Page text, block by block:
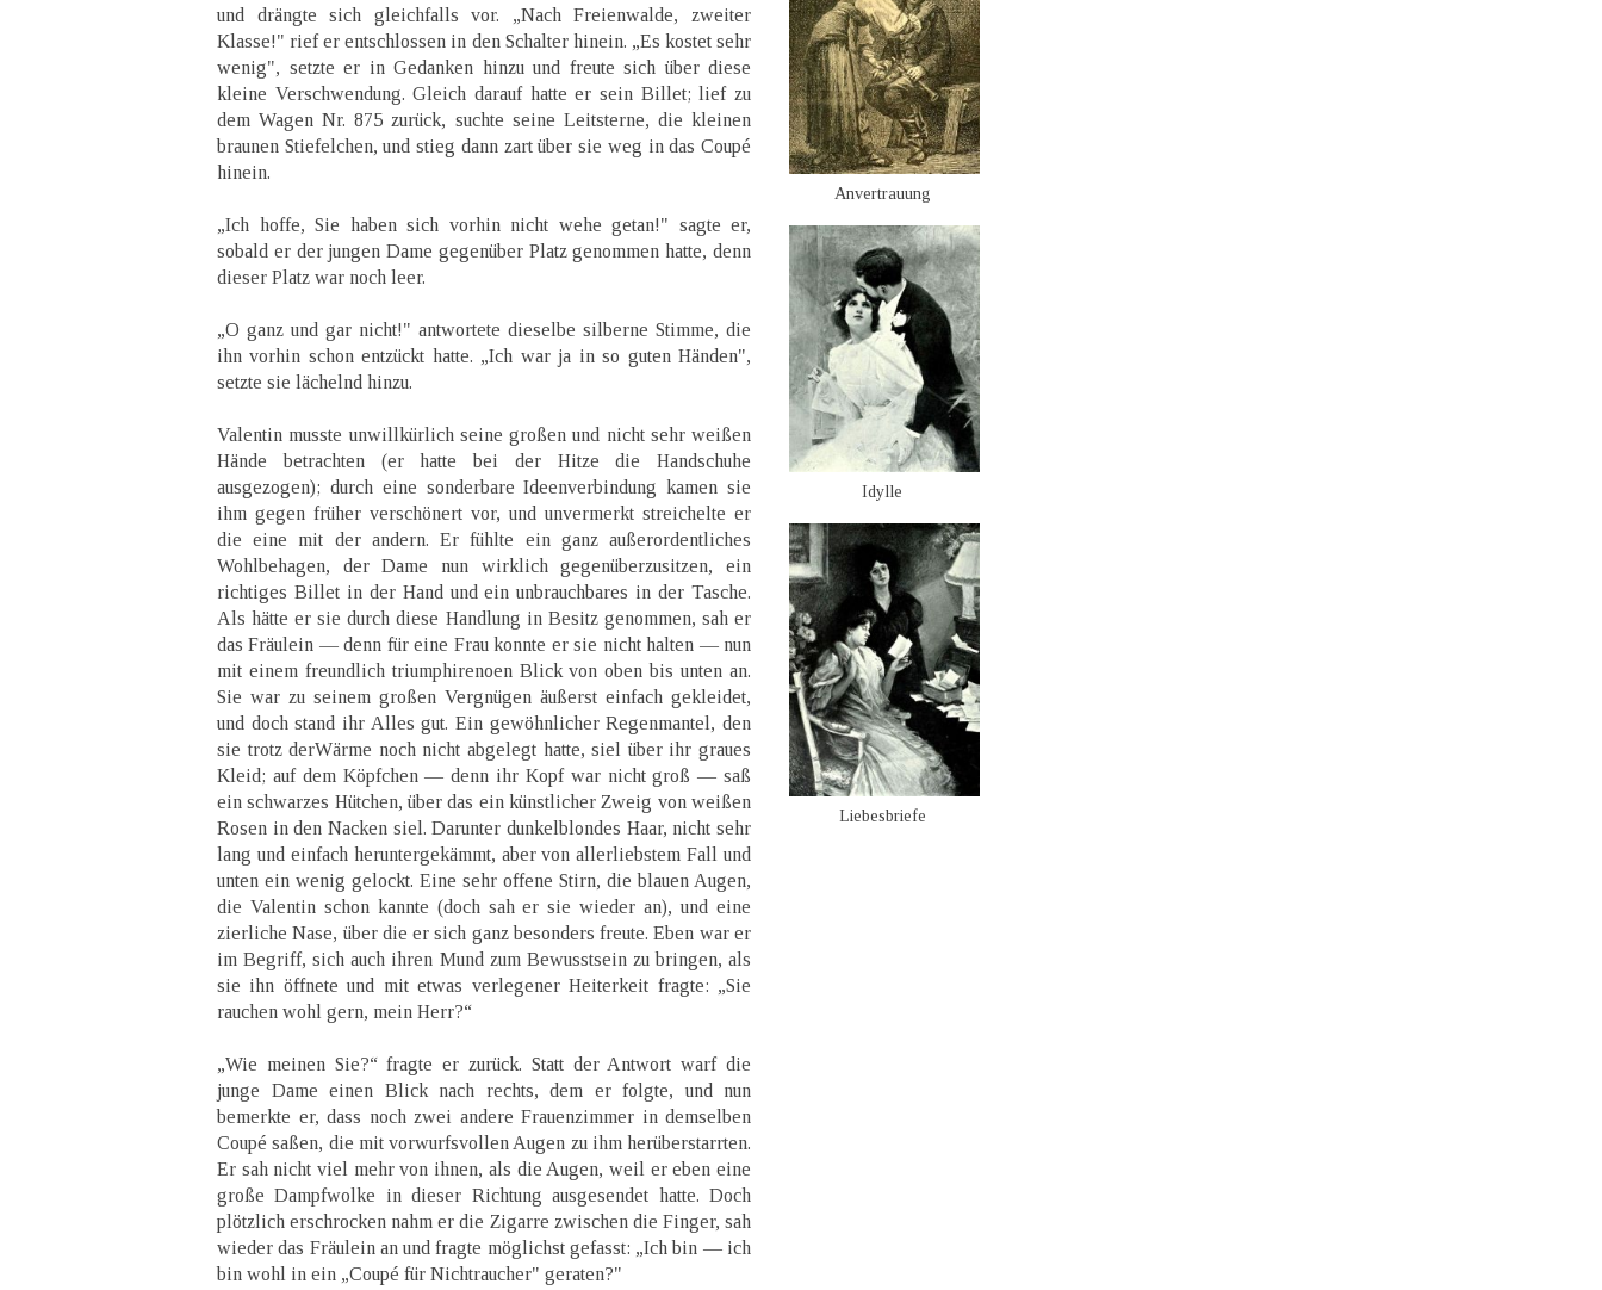
und drängte sich gleichfalls vor. „Nach Freienwalde, zweiter
Klasse!" rief er entschlossen in den Schalter hinein. „Es kostet sehr
wenig", setzte er in Gedanken hinzu und freute sich über diese
kleine Verschwendung. Gleich darauf hatte er sein Billet; lief zu
dem Wagen Nr. 875 zurück, suchte seine Leitsterne, die kleinen
braunen Stiefelchen, und stieg dann zart über sie weg in das Coupé
hinein.
„Ich hoffe, Sie haben sich vorhin nicht wehe getan!" sagte er,
sobald er der jungen Dame gegenüber Platz genommen hatte, denn
dieser Platz war noch leer.
„O ganz und gar nicht!" antwortete dieselbe silberne Stimme, die
ihn vorhin schon entzückt hatte. „Ich war ja in so guten Händen",
setzte sie lächelnd hinzu.
Valentin musste unwillkürlich seine großen und nicht sehr weißen
Hände betrachten (er hatte bei der Hitze die Handschuhe
ausgezogen); durch eine sonderbare Ideenverbindung kamen sie
ihm gegen früher verschönert vor, und unvermerkt streichelte er
die eine mit der andern. Er fühlte ein ganz außerordentliches
Wohlbehagen, der Dame nun wirklich gegenüberzusitzen, ein
richtiges Billet in der Hand und ein unbrauchbares in der Tasche.
Als hätte er sie durch diese Handlung in Besitz genommen, sah er
das Fräulein — denn für eine Frau konnte er sie nicht halten — nun
mit einem freundlich triumphirenoen Blick von oben bis unten an.
Sie war zu seinem großen Vergnügen äußerst einfach gekleidet,
und doch stand ihr Alles gut. Ein gewöhnlicher Regenmantel, den
sie trotz derWärme noch nicht abgelegt hatte, siel über ihr graues
Kleid; auf dem Köpfchen — denn ihr Kopf war nicht groß — saß
ein schwarzes Hütchen, über das ein künstlicher Zweig von weißen
Rosen in den Nacken siel. Darunter dunkelblondes Haar, nicht sehr
lang und einfach heruntergekämmt, aber von allerliebstem Fall und
unten ein wenig gelockt. Eine sehr offene Stirn, die blauen Augen,
die Valentin schon kannte (doch sah er sie wieder an), und eine
zierliche Nase, über die er sich ganz besonders freute. Eben war er
im Begriff, sich auch ihren Mund zum Bewusstsein zu bringen, als
sie ihn öffnete und mit etwas verlegener Heiterkeit fragte: „Sie
rauchen wohl gern, mein Herr?“
„Wie meinen Sie?“ fragte er zurück. Statt der Antwort warf die
junge Dame einen Blick nach rechts, dem er folgte, und nun
bemerkte er, dass noch zwei andere Frauenzimmer in demselben
Coupé saßen, die mit vorwurfsvollen Augen zu ihm herüberstarrten.
Er sah nicht viel mehr von ihnen, als die Augen, weil er eben eine
große Dampfwolke in dieser Richtung ausgesendet hatte. Doch
plötzlich erschrocken nahm er die Zigarre zwischen die Finger, sah
wieder das Fräulein an und fragte möglichst gefasst: „Ich bin — ich
bin wohl in ein „Coupé für Nichtraucher" geraten?"
Anvertrauung
Idylle
Liebesbriefe